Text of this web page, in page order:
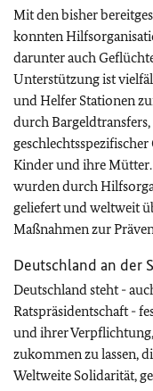
Mit den bisher
konnten
darunter auch
Unterstützung ist
und Helfer Stationen
durch
Kinder und ihre
wurden durch
geliefert und weltweit
Maßnahmen zur
Deutschland an der
Deutschland steht -
Ratspräsidentschaft -
und ihrer
zukommen zu lassen,
Weltweite Solidarität,